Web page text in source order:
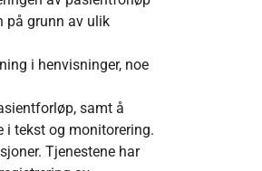
på grunn av ulik
i henvisninger, noe
samt å
i tekst og monitorering.
Tjenestene har